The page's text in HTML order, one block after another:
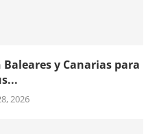
y Canarias para
2026